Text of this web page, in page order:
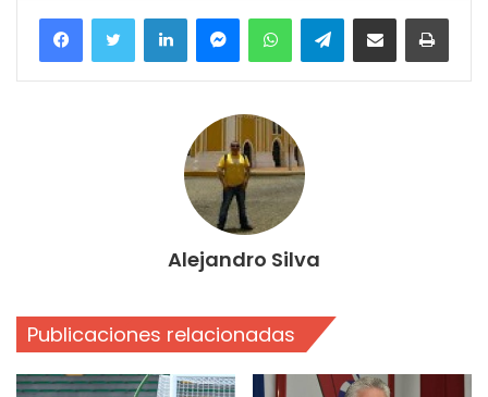
FacebookTwitter LinkedInMessengerWhatsAppTelegramCompartir por correo electrónico
Alejandro Silva
Publicaciones relacionadas